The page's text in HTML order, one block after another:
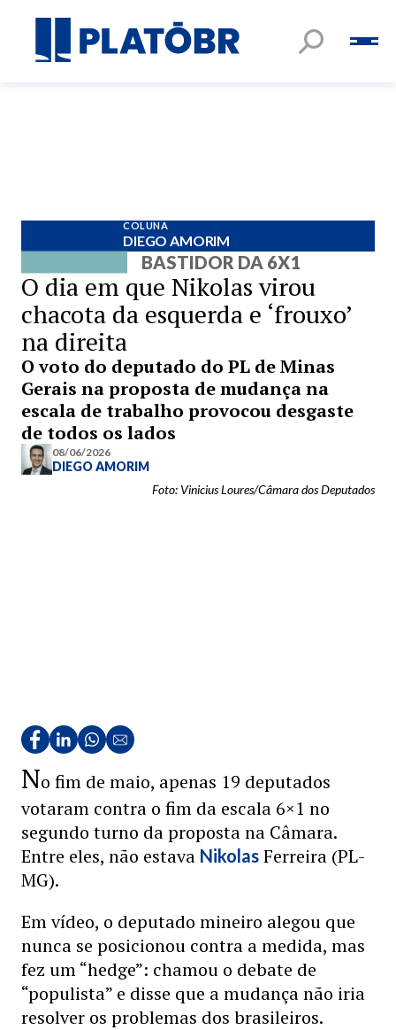
COLUNA
DIEGO AMORIM
BASTIDOR DA 6X1
O dia em que Nikolas virou
chacota da esquerda e ‘frouxo’
na direita
O voto do deputado do PL de Minas
Gerais na proposta de mudança na
escala de trabalho provocou desgaste
de todos os lados
08/06/2026
DIEGO AMORIM
Foto: Vinicius Loures/Câmara dos Deputados
No fim de maio, apenas 19 deputados
votaram contra o fim da escala 6×1 no
segundo turno da proposta na Câmara.
Entre eles, não estava Nikolas Ferreira (PL-
MG).
Em vídeo, o deputado mineiro alegou que
nunca se posicionou contra a medida, mas
fez um “hedge”: chamou o debate de
“populista” e disse que a mudança não iria
resolver os problemas dos brasileiros.